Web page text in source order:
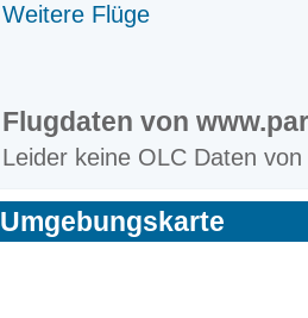
Weitere Flüge
Flugdaten von
Leider keine OLC Daten
Umgebungskarte